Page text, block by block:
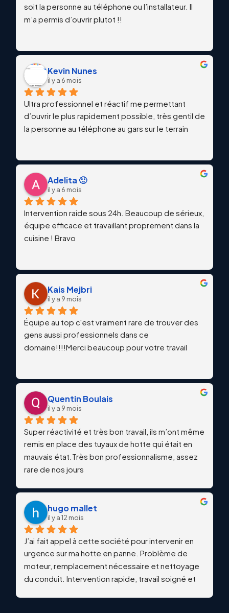
soit la personne au téléphone ou l’installateur. Il
m’a permis d’ouvrir plutot !!
Kevin Nunes
il y a 6 mois
Ultra professionnel et réactif me permettant
d’ouvrir le plus rapidement possible, très gentil de
la personne au téléphone au gars sur le terrain
Adelita 🙂
il y a 6 mois
Intervention raide sous 24h. Beaucoup de sérieux,
équipe efficace et travaillant proprement dans la
cuisine ! Bravo
Kais Mejbri
il y a 9 mois
Équipe au top c'est vraiment rare de trouver des
gens aussi professionnels dans ce
domaine!!!!Merci beaucoup pour votre travail
Quentin Boulais
il y a 9 mois
Super réactivité et très bon travail, ils m’ont même
remis en place des tuyaux de hotte qui était en
mauvais état.Très bon professionnalisme, assez
rare de nos jours
hugo mallet
il y a 12 mois
J’ai fait appel à cette société pour intervenir en
urgence sur ma hotte en panne. Problème de
moteur, remplacement nécessaire et nettoyage
du conduit. Intervention rapide, travail soigné et